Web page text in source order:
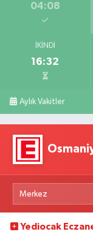
04:08
İKINDI
16:32
Aylık Vakitler
Yediocak